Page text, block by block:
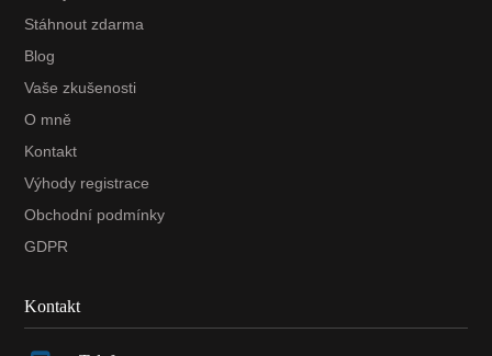
Stáhnout zdarma
Blog
Vaše zkušenosti
O mně
Kontakt
Výhody registrace
Obchodní podmínky
GDPR
Kontakt